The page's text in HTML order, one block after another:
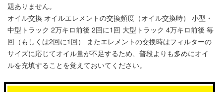
題ありません。
オイル交換 オイルエレメントの交換頻度（オイル交換時） 小型・
中型トラック 2万キロ前後 2回に1回 大型トラック 4万キロ前後 毎
回（もしくは2回に1回） またエレメントの交換時はフィルターの
サイズに応じてオイル量が不足するため、普段よりも多めにオイ
ルを充填することを覚えておいてください。